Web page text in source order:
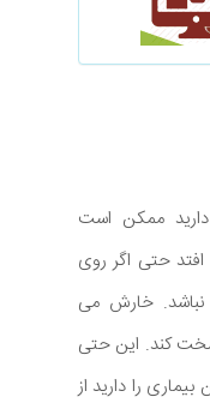
ممکن است
حتی اگر روی
خارش می
سخت کند. این حتی
بیماری را دارید از